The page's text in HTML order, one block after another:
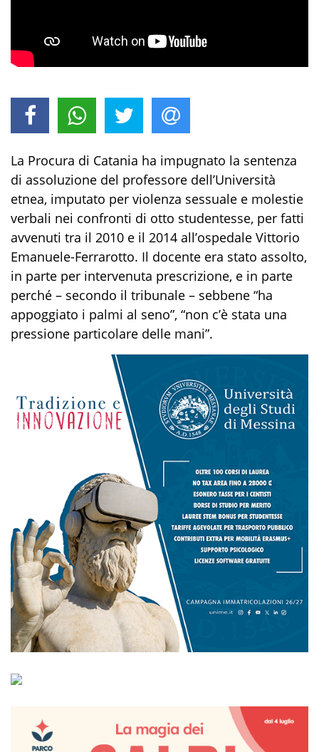
La Procura di Catania ha impugnato la sentenza
di assoluzione del professore dell’Università
etnea, imputato per violenza sessuale e molestie
verbali nei confronti di otto studentesse, per fatti
avvenuti tra il 2010 e il 2014 all’ospedale Vittorio
Emanuele-Ferrarotto. Il docente era stato assolto,
in parte per intervenuta prescrizione, e in parte
perché – secondo il tribunale – sebbene “ha
appoggiato i palmi al seno”, “non c’è stata una
pressione particolare delle mani”.